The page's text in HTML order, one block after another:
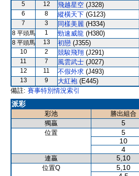
5 12 飛越星空 (J328)
6 8 縱橫天下 (G123)
7 3 同樣美麗 (H334)
8 平頭馬 1 勁速威龍 (H380)
8 平頭馬 13 初戀 (J355)
10 2 競駿飛翔 (J291)
11 7 風雲武士 (J027)
12 11 不假外求 (J493)
13 9 大紅袍 (E445)
備註: 賽事特別情況索引
派彩
彩池 勝出組合
獨贏
5
位置 5
10
4
連贏 5,10
位置Q 5,10